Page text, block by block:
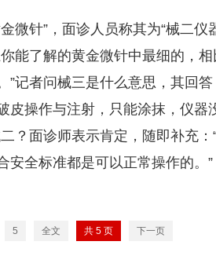
微针”，面诊人员称其为“械二仪
能了解的黄金微针中最细的，相
记者问械三是什么意思，其回答
皮操作与注射，只能涂抹，仪器
？面诊师表示肯定，随即补充：
安全标准都是可以正常操作的。”
5 全文 共 5 页 下一页